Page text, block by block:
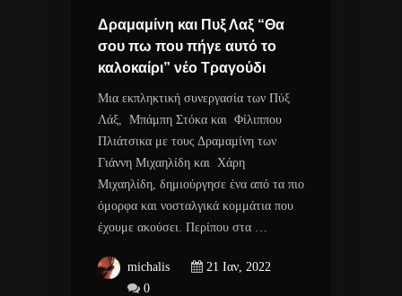
Δραμαμίνη και Πυξ Λαξ “Θα
σου πω που πήγε αυτό το
καλοκαίρι” νέο Τραγούδι
Μια εκπληκτική συνεργασία των Πύξ
Λάξ, Μπάμπη Στόκα και Φίλιππου
Πλιάτσικα με τους Δραμαμίνη των
Γιάννη Μιχαηλίδη και Χάρη
Μιχαηλίδη, δημιούργησε ένα από τα πιο
όμορφα και νοσταλγικά κομμάτια που
έχουμε ακούσει. Περίπου στα …
michalis
21 Ιαν, 2022
0